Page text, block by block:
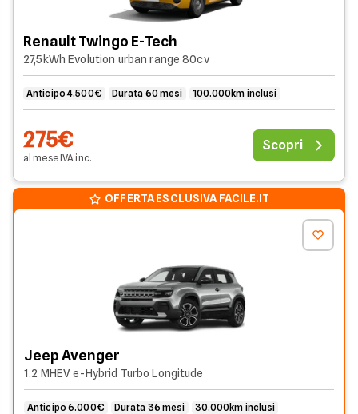
Renault Twingo E-Tech
27,5kWh Evolution urban range 80cv
Anticipo 4.500€ Durata 60 mesi 100.000km inclusi
275€
al meseIVAinc.
Scopri
OFFERTA ESCLUSIVA FACILE.IT
Jeep Avenger
1.2 MHEV e-Hybrid Turbo Longitude
Anticipo 6.000€ Durata 36 mesi 30.000km inclusi